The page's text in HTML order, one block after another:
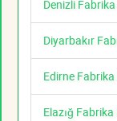
Denizli
Diyarbakır
Edirne
Elazığ